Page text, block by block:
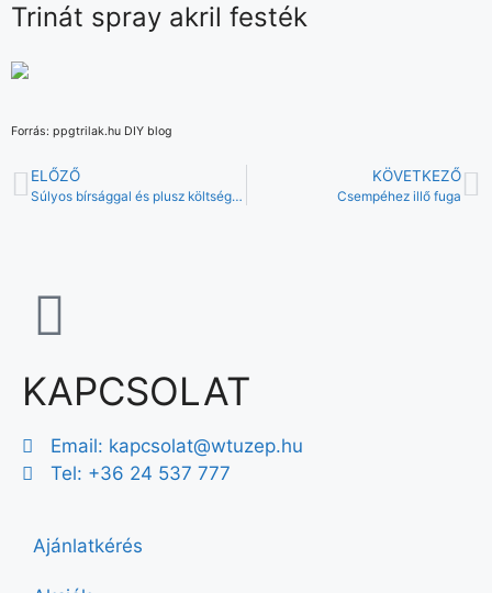
Trinát spray akril festék
Forrás: ppgtrilak.hu DIY blog
ELŐZŐ
Súlyos bírsággal és plusz költséggel járhat a szabálytalan lakásfelújítás
KÖVETKEZŐ
Csempéhez illő fuga
KAPCSOLAT
Email: kapcsolat@wtuzep.hu
Tel: +36 24 537 777
Ajánlatkérés